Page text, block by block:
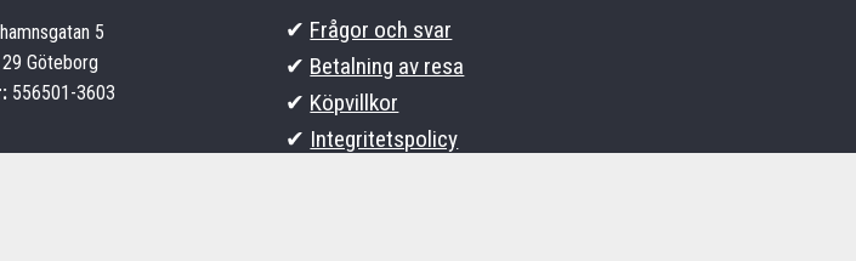
5
Göteborg
556501-3603
✔ Frågor och svar
✔ Betalning av resa
✔ Köpvillkor
✔ Integritetspolicy